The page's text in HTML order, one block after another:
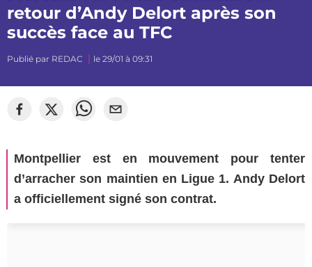
retour d’Andy Delort après son
succès face au TFC
Publié par REDAC le 29/01 à 09:31
Montpellier est en mouvement pour tenter
d’arracher son maintien en Ligue 1. Andy Delort
a officiellement signé son contrat.